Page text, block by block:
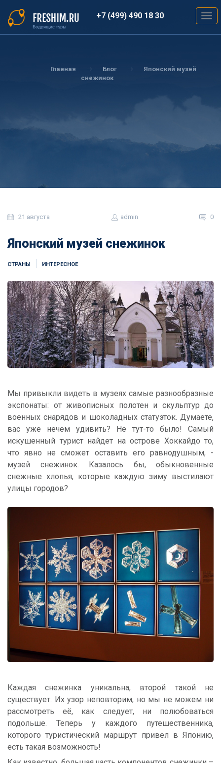
основному
содержанию
+7 (499) 490 18 30
Главная Блог
Японский музей
снежинок
21 августа admin 0
Японский музей снежинок
СТРАНЫ ИНТЕРЕСНОЕ
Мы привыкли видеть в музеях самые разнообразные
экспонаты: от живописных полотен и скульптур до
военных снарядов и шоколадных статуэток. Думаете,
вас уже нечем удивить? Не тут-то было! Самый
искушенный турист найдет на острове Хоккайдо то,
что явно не сможет оставить его равнодушным, -
музей снежинок. Казалось бы, обыкновенные
снежные хлопья, которые каждую зиму выстилают
улицы городов?
Каждая снежинка уникальна, второй такой не
существует. Их узор неповторим, но мы не можем ни
рассмотреть её, как следует, ни полюбоваться
подольше. Теперь у каждого путешественника,
которого туристический маршрут привел в Японию,
есть такая возможность!